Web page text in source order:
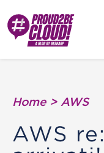
Home > AWS
AWS